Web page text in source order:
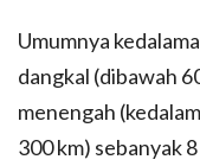
Umumnya
dangkal (dibawah
menengah
300 km) sebanyak